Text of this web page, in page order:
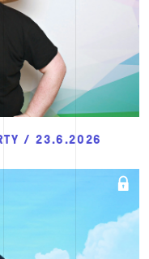
/ 23.6.2026